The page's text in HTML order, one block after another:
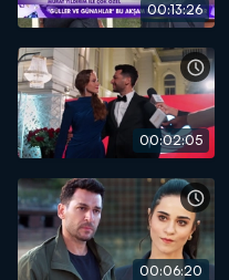
00:13:26
00:02:05
00:06:20